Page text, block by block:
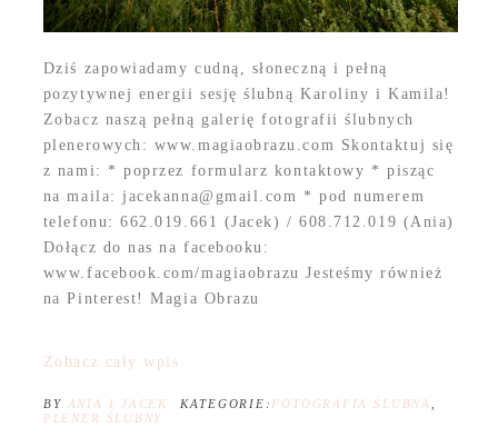
Dziś zapowiadamy cudną, słoneczną i pełną
pozytywnej energii sesję ślubną Karoliny i Kamila!
Zobacz naszą pełną galerię fotografii ślubnych
plenerowych: www.magiaobrazu.com Skontaktuj się
z nami: * poprzez formularz kontaktowy * pisząc
na maila: jacekanna@gmail.com * pod numerem
telefonu: 662.019.661 (Jacek) / 608.712.019 (Ania)
Dołącz do nas na facebooku:
www.facebook.com/magiaobrazu Jesteśmy również
na Pinterest! Magia Obrazu
Zobacz cały wpis
BY ANIA I JACEK KATEGORIE: FOTOGRAFIA ŚLUBNA
PLENER ŚLUBNY